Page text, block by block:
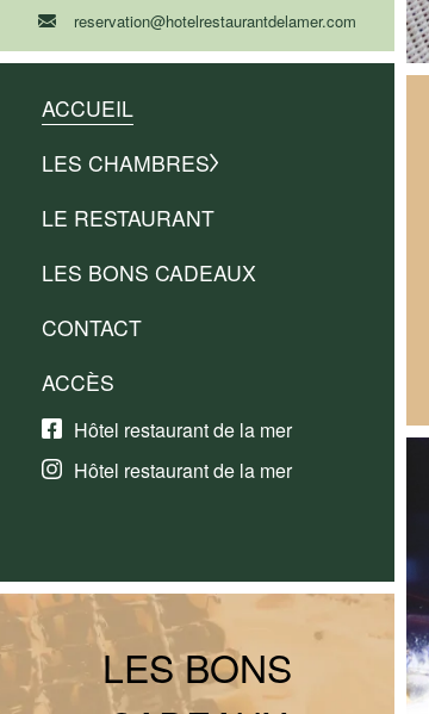
reservation@hotelrestaurantdelamer.com
ACCUEIL
LES CHAMBRES
LE RESTAURANT
LES BONS CADEAUX
CONTACT
ACCÈS
Hôtel restaurant de la mer
Hôtel restaurant de la mer
LES BONS